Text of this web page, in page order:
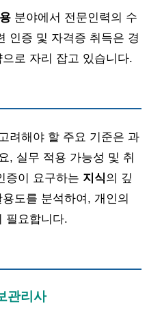
분야에서 전문인력의 수
인증 및 자격증 취득은 경
로 자리 잡고 있습니다.
려해야 할 주요 기준은 과
, 실무 적용 가능성 및 취
증이 요구하는 지식의 깊
도를 분석하여, 개인의
필요합니다.
관리사